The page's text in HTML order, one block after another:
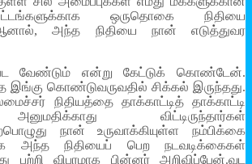
ஒருதொகை நிதியை
அந்த நிதியை நான் எடுத்துவர
வேண்டும் என்று கேட்டுக் கொண்டேன்.
கொண்டுவருவதில் சிக்கல் இருந்தது.
நிதியத்தை தாக்காட்டித் தாக்காட்டி
விட்டிருந்தார்கள்
நான் உருவாக்கியுள்ள நம்பிக்கை
அந்த நிதியைப் பெற நடவடிக்கைகள்
பற்றி விபரமாக பின்னர் அறிவிப்பேன்.வட